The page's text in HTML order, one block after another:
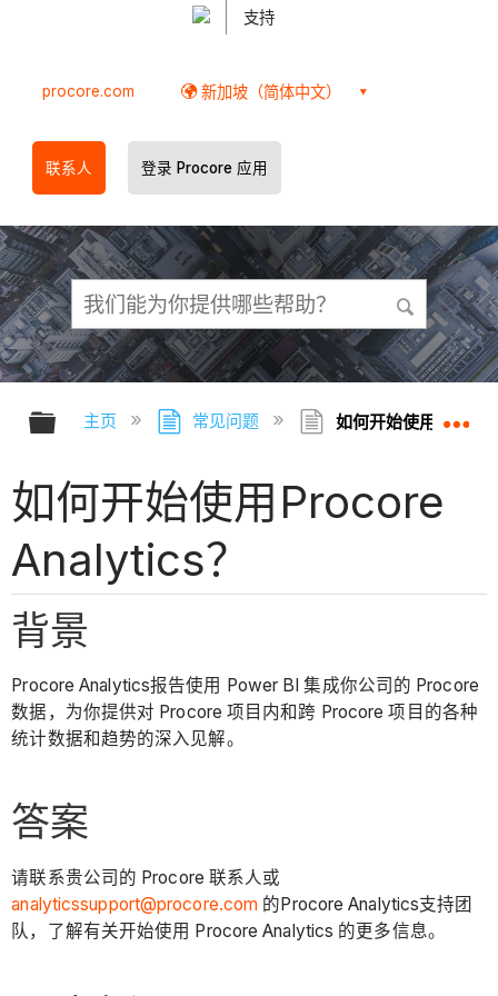
支持
procore.com 新加坡（简体中文）
联系人 登录 Procore 应用
扩展/隐缩全局层次
主页 常见问题 如何开始使用
如何开始使用Procore
Analytics？
背景
Procore Analytics报告使用 Power BI 集成你公司的 Procore
数据，为你提供对 Procore 项目内和跨 Procore 项目的各种
统计数据和趋势的深入见解。
答案
请联系贵公司的 Procore 联系人或
analyticssupport@procore.com 的Procore Analytics支持团
队，了解有关开始使用 Procore Analytics 的更多信息。